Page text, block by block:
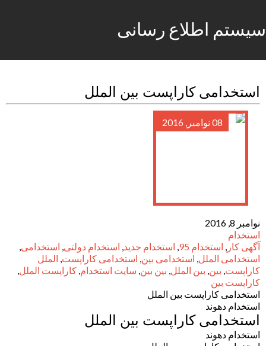
سیستم اطلاع رسانی
استخدامی کاراپست بین الملل
08 نوامبر, 2016
نوامبر 8, 2016
استخدام
آگهی کار , استخدام 95 , استخدام جدید, استخدام دولتی, استخدامی,
استخدامی الملل, استخدامی بین, استخدامی کاراپست, الملل
کاراپست, بین, بین الملل, بین بین, سایت استخدام, کاراپست الملل,
کاراپست بین
استخدامی کاراپست بین الملل
استخدام دهوند
استخدامی کاراپست بین الملل
استخدام دهوند